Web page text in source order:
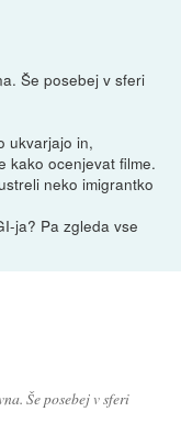
Še posebej v sferi
ukvarjajo in,
kako ocenjevat filme.
neko imigrantko
ja? Pa zgleda vse
Še posebej v sferi